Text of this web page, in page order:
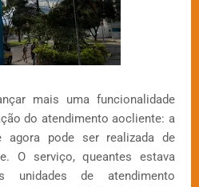
mais uma funcionalidade
do atendimento aocliente: a
agora pode ser realizada de
O serviço, queantes estava
unidades de atendimento